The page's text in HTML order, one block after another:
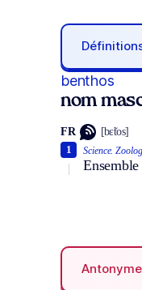
benthos
nom
FR [bɛ̃tos]
Science.
1